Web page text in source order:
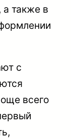
а также в
с
всего